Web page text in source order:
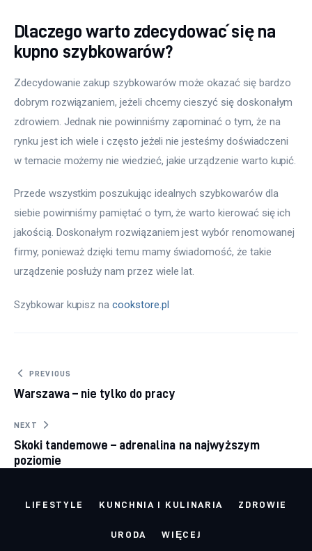
Dlaczego warto zdecydować się na
kupno szybkowarów?
Zdecydowanie zakup szybkowarów może okazać się bardzo
dobrym rozwiązaniem, jeżeli chcemy cieszyć się doskonałym
zdrowiem. Jednak nie powinniśmy zapominać o tym, że na
rynku jest ich wiele i często jeżeli nie jesteśmy doświadczeni
w temacie możemy nie wiedzieć, jakie urządzenie warto kupić.
Przede wszystkim poszukując idealnych szybkowarów dla
siebie powinniśmy pamiętać o tym, że warto kierować się ich
jakością. Doskonałym rozwiązaniem jest wybór renomowanej
firmy, ponieważ dzięki temu mamy świadomość, że takie
urządzenie posłuży nam przez wiele lat.
Szybkowar kupisz na cookstore.pl
Nawigacja wpisu
PREVIOUS
Warszawa – nie tylko do pracy
NEXT
Skoki tandemowe – adrenalina na najwyższym
poziomie
LIFESTYLE KUNCHNIA I KULINARIA ZDROWIE
URODA WIĘCEJ